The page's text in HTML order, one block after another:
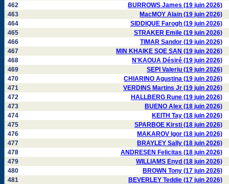
462
BURROWS James (19 juin 2026)
463
MacMOY Alain (19 juin 2026)
464
SIDDIQUE Farogh (19 juin 2026)
465
STRAKER Emile (19 juin 2026)
466
TIMAR Sandor (19 juin 2026)
467
MIN KHAIKE SOE SAN (19 juin 2026)
468
N'KAOUA Désiré (19 juin 2026)
469
SEPI Valeriu (19 juin 2026)
470
CHIARINO Agustina (19 juin 2026)
471
VERDINS Martins Jr (19 juin 2026)
472
HALLBERG Rune (19 juin 2026)
473
BUENO Alex (18 juin 2026)
474
KEITH Tay (18 juin 2026)
475
SPARBOE Kirsti (18 juin 2026)
476
MAKAROV Igor (18 juin 2026)
477
BRAYLEY Sally (18 juin 2026)
478
ANDRESEN Felicitas (18 juin 2026)
479
WILLIAMS Enyd (18 juin 2026)
480
BROWN Tony (17 juin 2026)
481
BEVERLEY Teddie (17 juin 2026)